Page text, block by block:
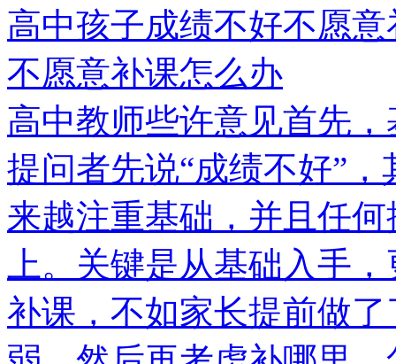
高中孩子成绩不好不愿
不愿意补课怎么办
高中教师些许意见首先
提问者先说“成绩不好”
来越注重基础，并且任
上。关键是从基础入手
补课，不如家长提前做